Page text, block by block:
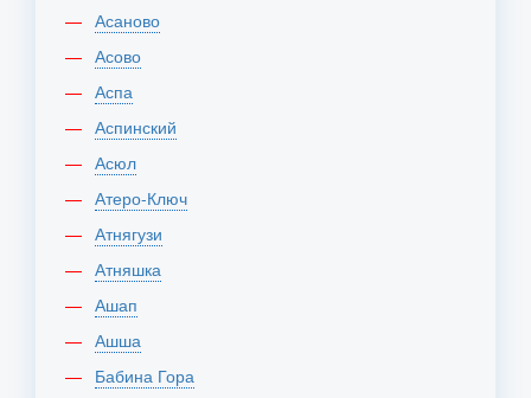
Асаново
Асово
Аспа
Аспинский
Асюл
Атеро-Ключ
Атнягузи
Атняшка
Ашап
Ашша
Бабина Гора